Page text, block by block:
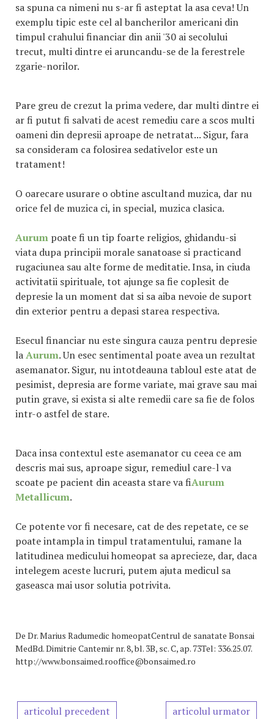
sa spuna ca nimeni nu s-ar fi asteptat la asa ceva! Un
exemplu tipic este cel al bancherilor americani din
timpul crahului financiar din anii '30 ai secolului
trecut, multi dintre ei aruncandu-se de la ferestrele
zgarie-norilor.
Pare greu de crezut la prima vedere, dar multi dintre ei
ar fi putut fi salvati de acest remediu care a scos multi
oameni din depresii aproape de netratat... Sigur, fara
sa consideram ca folosirea sedativelor este un
tratament!
O oarecare usurare o obtine ascultand muzica, dar nu
orice fel de muzica ci, in special, muzica clasica.
Aurum poate fi un tip foarte religios, ghidandu-si
viata dupa principii morale sanatoase si practicand
rugaciunea sau alte forme de meditatie. Insa, in ciuda
activitatii spirituale, tot ajunge sa fie coplesit de
depresie la un moment dat si sa aiba nevoie de suport
din exterior pentru a depasi starea respectiva.
Esecul financiar nu este singura cauza pentru depresie
laAurum. Un esec sentimental poate avea un rezultat
asemanator. Sigur, nu intotdeauna tabloul este atat de
pesimist, depresia are forme variate, mai grave sau mai
putin grave, si exista si alte remedii care sa fie de folos
intr-o astfel de stare.
Daca insa contextul este asemanator cu ceea ce am
descris mai sus, aproape sigur, remediul care-l va
scoate pe pacient din aceasta stare va fiAurum
Metallicum.
Ce potente vor fi necesare, cat de des repetate, ce se
poate intampla in timpul tratamentului, ramane la
latitudinea medicului homeopat sa aprecieze, dar, daca
intelegem aceste lucruri, putem ajuta medicul sa
gaseasca mai usor solutia potrivita.
De Dr. Marius Radumedic homeopatCentrul de sanatate Bonsai
MedBd. Dimitrie Cantemir nr. 8, bl. 3B, sc. C, ap. 73Tel: 336.25.07.
http://www.bonsaimed.rooffice@bonsaimed.ro
articolul precedent articolul urmator